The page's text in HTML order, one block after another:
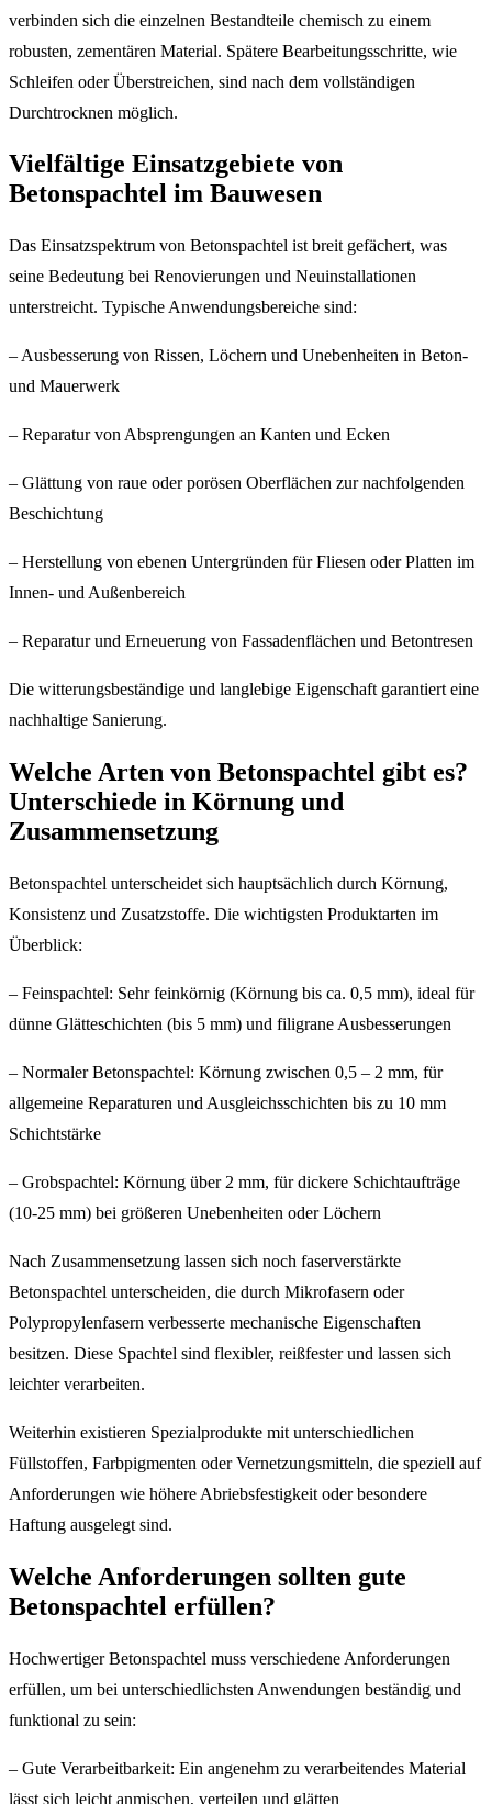
verbinden sich die einzelnen Bestandteile chemisch zu einem
robusten, zementären Material. Spätere Bearbeitungsschritte, wie
Schleifen oder Überstreichen, sind nach dem vollständigen
Durchtrocknen möglich.
Vielfältige Einsatzgebiete von
Betonspachtel im Bauwesen
Das Einsatzspektrum von Betonspachtel ist breit gefächert, was
seine Bedeutung bei Renovierungen und Neuinstallationen
unterstreicht. Typische Anwendungsbereiche sind:
– Ausbesserung von Rissen, Löchern und Unebenheiten in Beton-
und Mauerwerk
– Reparatur von Absprengungen an Kanten und Ecken
– Glättung von raue oder porösen Oberflächen zur nachfolgenden
Beschichtung
– Herstellung von ebenen Untergründen für Fliesen oder Platten im
Innen- und Außenbereich
– Reparatur und Erneuerung von Fassadenflächen und Betontresen
Die witterungsbeständige und langlebige Eigenschaft garantiert eine
nachhaltige Sanierung.
Welche Arten von Betonspachtel gibt es?
Unterschiede in Körnung und
Zusammensetzung
Betonspachtel unterscheidet sich hauptsächlich durch Körnung,
Konsistenz und Zusatzstoffe. Die wichtigsten Produktarten im
Überblick:
– Feinspachtel: Sehr feinkörnig (Körnung bis ca. 0,5 mm), ideal für
dünne Glätteschichten (bis 5 mm) und filigrane Ausbesserungen
– Normaler Betonspachtel: Körnung zwischen 0,5 – 2 mm, für
allgemeine Reparaturen und Ausgleichsschichten bis zu 10 mm
Schichtstärke
– Grobspachtel: Körnung über 2 mm, für dickere Schichtaufträge
(10-25 mm) bei größeren Unebenheiten oder Löchern
Nach Zusammensetzung lassen sich noch faserverstärkte
Betonspachtel unterscheiden, die durch Mikrofasern oder
Polypropylenfasern verbesserte mechanische Eigenschaften
besitzen. Diese Spachtel sind flexibler, reißfester und lassen sich
leichter verarbeiten.
Weiterhin existieren Spezialprodukte mit unterschiedlichen
Füllstoffen, Farbpigmenten oder Vernetzungsmitteln, die speziell auf
Anforderungen wie höhere Abriebsfestigkeit oder besondere
Haftung ausgelegt sind.
Welche Anforderungen sollten gute
Betonspachtel erfüllen?
Hochwertiger Betonspachtel muss verschiedene Anforderungen
erfüllen, um bei unterschiedlichsten Anwendungen beständig und
funktional zu sein:
– Gute Verarbeitbarkeit: Ein angenehm zu verarbeitendes Material
lässt sich leicht anmischen, verteilen und glätten